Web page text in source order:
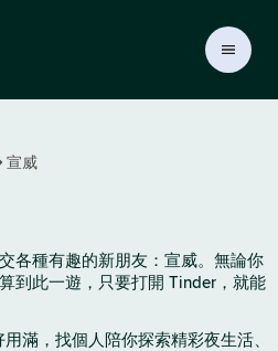
宣威
各種有趣的新朋友：宣威。無論你
到此一遊，只要打開 Tinder，就能
滿，找個人陪你探索精彩夜生活、